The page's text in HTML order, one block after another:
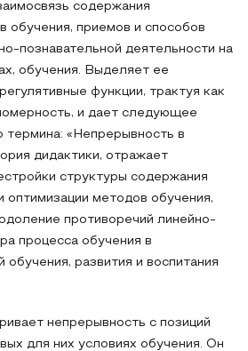
содержания
обучения, приемов и способов
познавательной деятельности на
обучения. Выделяет ее
функции, трактуя как
и дает следующее
термина: «Непрерывность в
дидактики, отражает
структуры содержания
оптимизации методов обучения,
противоречий линейно-
процесса обучения в
обучения, развития и воспитания
непрерывность с позиций
для них условиях обучения. Он